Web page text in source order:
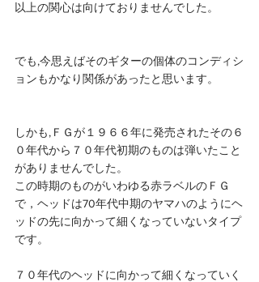
以上の関心は向けておりませんでした。
でも,今思えばそのギターの個体のコンディシ
ョンもかなり関係があったと思います。
しかも,ＦＧが１９６６年に発売されたその６
０年代から７０年代初期のものは弾いたこと
がありませんでした。
この時期のものがいわゆる赤ラベルのＦＧ
で，ヘッドは70年代中期のヤマハのようにヘ
ッドの先に向かって細くなっていないタイプ
です。
７０年代のヘッドに向かって細くなっていく